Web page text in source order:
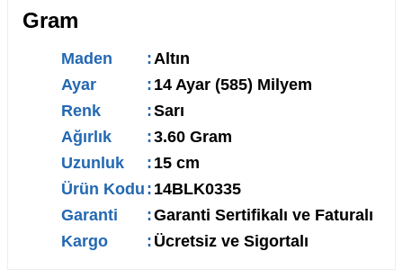
Gram
Maden :Altın
Ayar
: 14 Ayar (585) Milyem
Renk
:Sarı
Ağırlık
:3.60 Gram
Uzunluk
: 15 cm
Ürün Kodu : 14BLK0335
Garanti
:Garanti Sertifikalı ve Faturalı
Kargo
: Ücretsiz ve Sigortalı